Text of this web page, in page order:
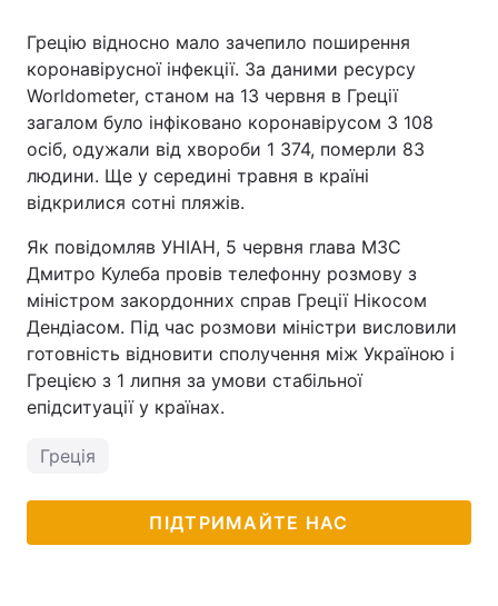
Грецію відносно мало зачепило поширення
коронавірусної інфекції. За даними ресурсу
Worldometer, станом на 13 червня в Греції
загалом було інфіковано коронавірусом 3 108
осіб, одужали від хвороби 1 374, померли 83
людини. Ще у середині травня в країні
відкрилися сотні пляжів.
Як повідомляв УНІАН, 5 червня глава МЗС
Дмитро Кулеба провів телефонну розмову з
міністром закордонних справ Греції Нікосом
Дендіасом. Під час розмови міністри висловили
готовність відновити сполучення між Україною і
Грецією з 1 липня за умови стабільної
епідситуації у країнах.
Греція
ПІДТРИМАЙТЕ НАС